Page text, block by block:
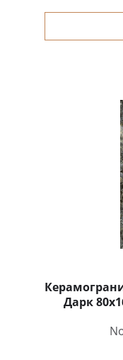
Дарк